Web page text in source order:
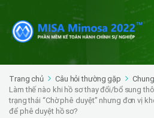
Trang chủ Câu hỏi thường gặp
Chung
Làm thế nào khi hồ sơ thay đổi/bổ sung
trạng thái “Chờ phê duyệt” nhưng đơn vị
để phê duyệt hồ sơ?